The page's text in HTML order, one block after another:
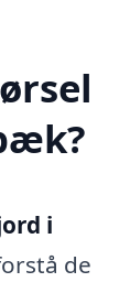
i
de